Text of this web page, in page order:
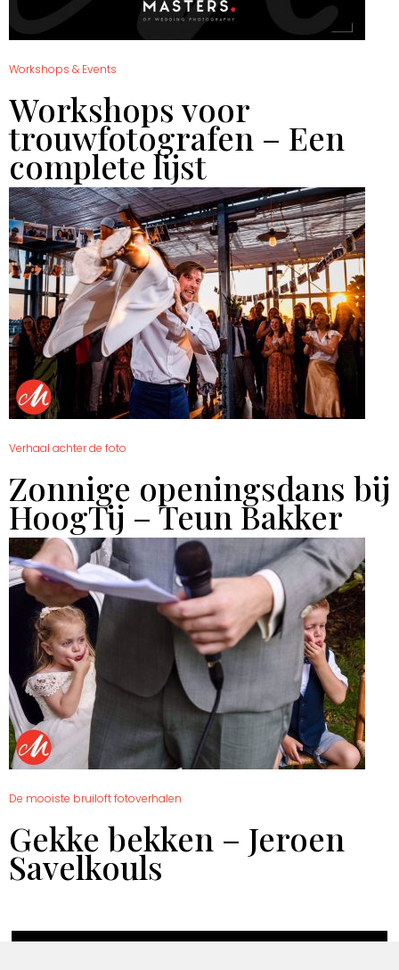
Workshops & Events
Workshops voor
trouwfotografen – Een
complete lijst
Verhaal achter de foto
Zonnige openingsdans bij
HoogTij – Teun Bakker
De mooiste bruiloft fotoverhalen
Gekke bekken – Jeroen
Savelkouls